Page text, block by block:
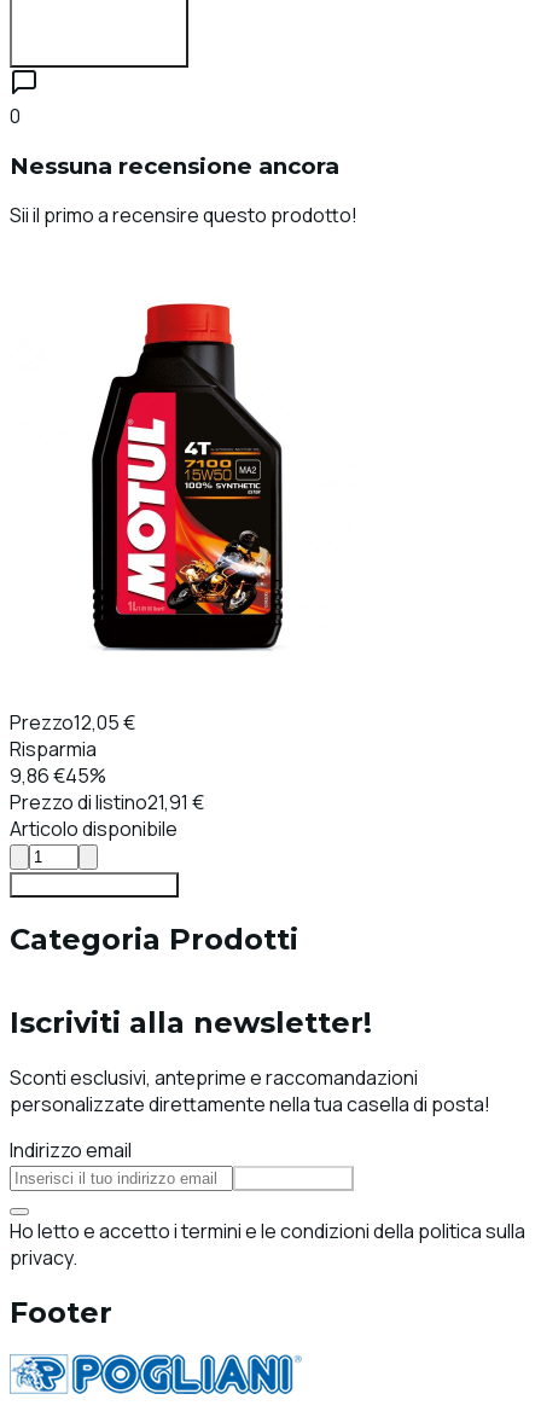
0
Nessuna recensione ancora
Sii il primo a recensire questo prodotto!
Prezzo12,05 €
Risparmia
9,86 €45%
Prezzo di listino21,91 €
Articolo disponibile
Categoria Prodotti
Iscriviti alla newsletter!
Sconti esclusivi, anteprime e raccomandazioni
personalizzate direttamente nella tua casella di posta!
Indirizzo email
Ho letto e accetto i termini e le condizioni della politica sulla
privacy.
Footer